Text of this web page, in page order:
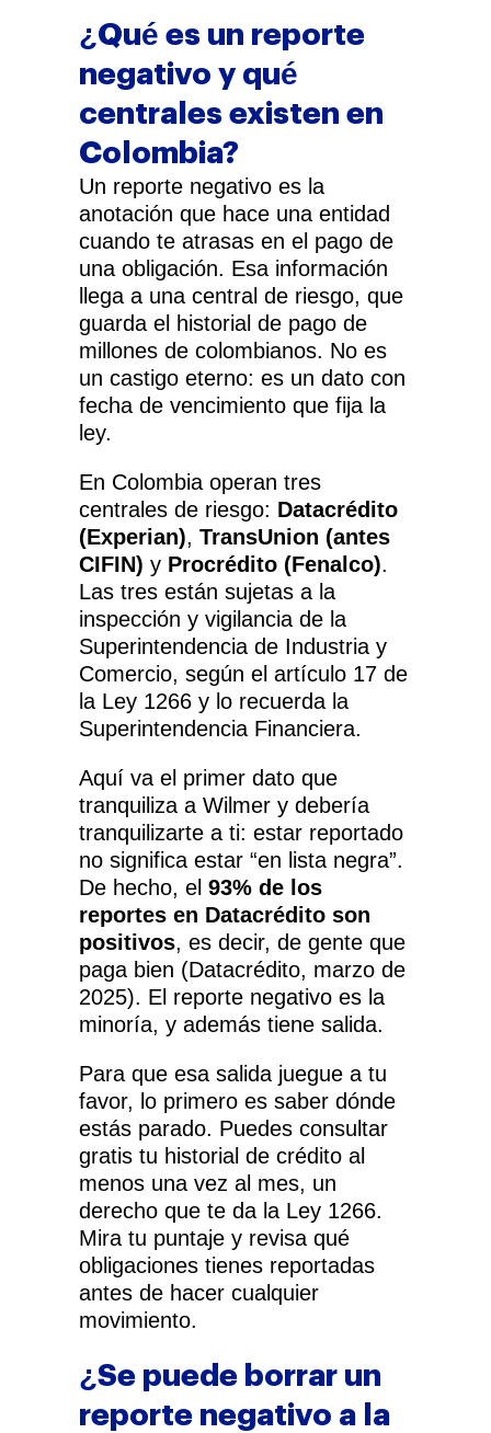
¿Qué es un reporte
negativo y qué
centrales existen en
Colombia?
Un reporte negativo es la
anotación que hace una entidad
cuando te atrasas en el pago de
una obligación. Esa información
llega a una central de riesgo, que
guarda el historial de pago de
millones de colombianos. No es
un castigo eterno: es un dato con
fecha de vencimiento que fija la
ley.
En Colombia operan tres
centrales de riesgo: Datacrédito
(Experian), TransUnion (antes
CIFIN) y Procrédito (Fenalco).
Las tres están sujetas a la
inspección y vigilancia de la
Superintendencia de Industria y
Comercio, según el artículo 17 de
la Ley 1266 y lo recuerda la
Superintendencia Financiera.
Aquí va el primer dato que
tranquiliza a Wilmer y debería
tranquilizarte a ti: estar reportado
no significa estar “en lista negra”.
De hecho, el 93% de los
reportes en Datacrédito son
positivos, es decir, de gente que
paga bien (Datacrédito, marzo de
2025). El reporte negativo es la
minoría, y además tiene salida.
Para que esa salida juegue a tu
favor, lo primero es saber dónde
estás parado. Puedes consultar
gratis tu historial de crédito al
menos una vez al mes, un
derecho que te da la Ley 1266.
Mira tu puntaje y revisa qué
obligaciones tienes reportadas
antes de hacer cualquier
movimiento.
¿Se puede borrar un
reporte negativo a la